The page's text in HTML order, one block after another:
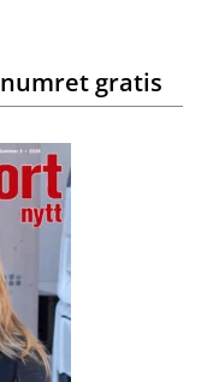
gratis